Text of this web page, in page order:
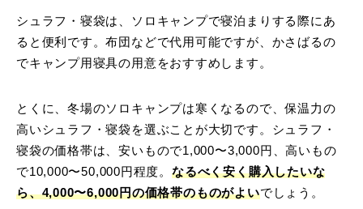
シュラフ・寝袋は、ソロキャンプで寝泊まりする際にあ
ると便利です。布団などで代用可能ですが、かさばるの
でキャンプ用寝具の用意をおすすめします。
とくに、冬場のソロキャンプは寒くなるので、保温力の
高いシュラフ・寝袋を選ぶことが大切です。シュラフ・
寝袋の価格帯は、安いもので1,000〜3,000円、高いもの
で10,000〜50,000円程度。なるべく安く購入したいな
ら、4,000〜6,000円の価格帯のものがよいでしょう。